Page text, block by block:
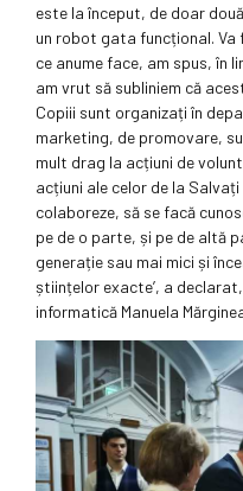
este la început, de doar
un robot gata funcțional. Va
ce anume face, am spus, în
am vrut să subliniem că
Copiii sunt organizați în
marketing, de promovare,
mult drag la acțiuni de
acțiuni ale celor de la
colaboreze, să se facă
pe de o parte, și pe de altă
generație sau mai mici și
științelor exacte’, a
informatică Manuela